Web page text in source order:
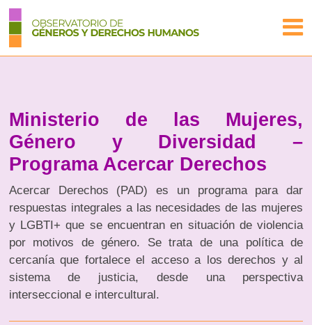
Ministerio de las Mujeres,
Género y Diversidad –
Programa Acercar Derechos
Acercar Derechos (PAD) es un programa para dar
respuestas integrales a las necesidades de las mujeres
y LGBTI+ que se encuentran en situación de violencia
por motivos de género. Se trata de una política de
cercanía que fortalece el acceso a los derechos y al
sistema de justicia, desde una perspectiva
interseccional e intercultural.